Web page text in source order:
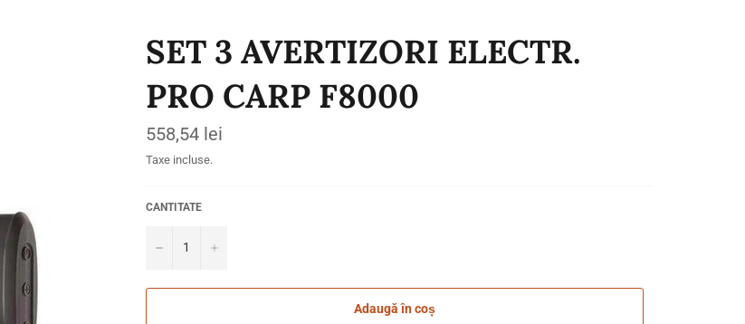
SET 3 AVERTIZORI ELECTR.
PRO CARP F8000
Preț
obișnuit
558,54 lei
Taxe incluse.
CANTITATE
− +
Adaugă în coș